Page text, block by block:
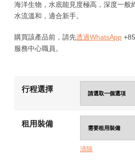
海洋生物，水底能見度極高，深度一般
水流溫和，適合新手。
購買該產品前，請先透過WhatsApp
服務中心職員。
行程選擇
租用裝備
清除